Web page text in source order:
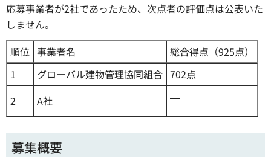
応募事業者が2社であったため、次点者の評価点は公表いた
しません。
順位 事業者名
総合得点（925点）
1
グローバル建物管理協同組合 702点
2
A社 ―
募集概要